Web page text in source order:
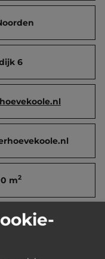
6
m2
bis 30.9.